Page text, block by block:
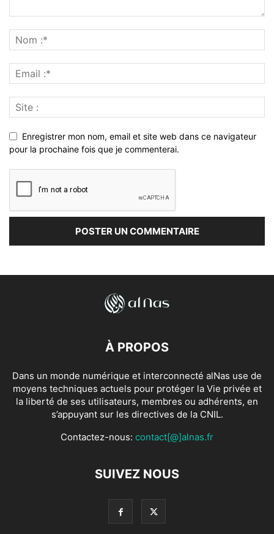
Enregistrer mon nom, email et site web dans ce navigateur
pour la prochaine fois que je commenterai.
À PROPOS
Dans un monde numérique et interconnecté alNas use de
moyens techniques actuels pour protéger la Vie privée et
la liberté de ses utilisateurs, membres ou adhérents, en
s’appuyant sur les directives de la CNIL.
Contactez-nous: contact[@]alnas.fr
SUIVEZ NOUS